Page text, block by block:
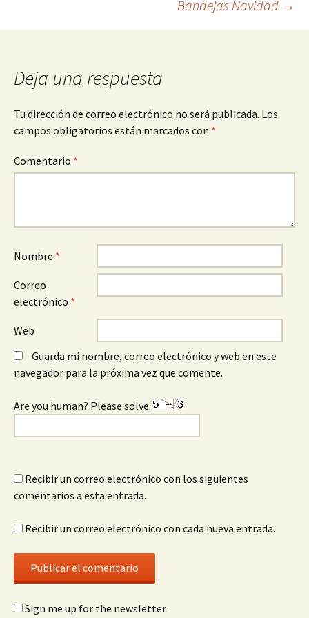
de
entradas
Bandejas Navidad →
Deja una respuesta
Tu dirección de correo electrónico no será publicada. Los
campos obligatorios están marcados con *
Comentario *
Nombre *
Correo
electrónico *
Web
Guarda mi nombre, correo electrónico y web en este
navegador para la próxima vez que comente.
Are you human? Please solve:
Recibir un correo electrónico con los siguientes
comentarios a esta entrada.
Recibir un correo electrónico con cada nueva entrada.
Sign me up for the newsletter